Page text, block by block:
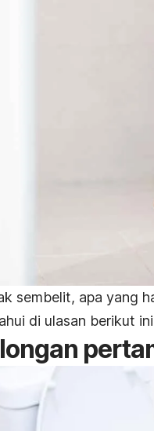
sembelit, apa yang
di ulasan berikut